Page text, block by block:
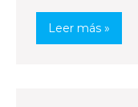
Leer más »